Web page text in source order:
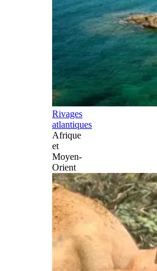
Rivages
atlantiques
Afrique
et
Moyen-
Orient